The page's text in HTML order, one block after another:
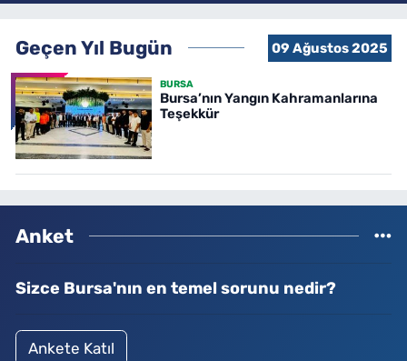
Geçen Yıl Bugün 09 Ağustos 2025
BURSA
Bursa’nın Yangın Kahramanlarına
Teşekkür
Anket
Sizce Bursa'nın en temel sorunu nedir?
Ankete Katıl